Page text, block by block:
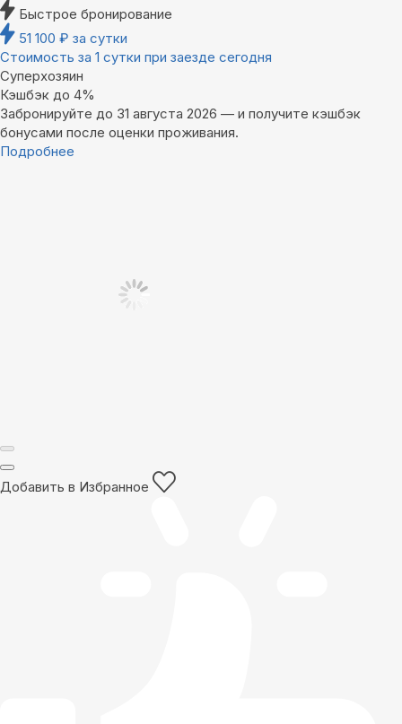
Быстрое бронирование
51 100 ₽ за сутки
Стоимость за 1 сутки при заезде сегодня
Суперхозяин
Кэшбэк до 4%
Забронируйте до 31 августа 2026 — и получите кэшбэк
бонусами после оценки проживания.
Подробнее
Добавить в Избранное